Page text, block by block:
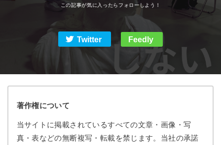
Twitter Feedly
著作権について
当サイトに掲載されているすべての文章・画像・写
真・表などの無断複写・転載を禁じます。当社の承諾